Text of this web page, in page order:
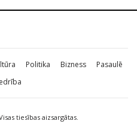
Politika Bizness
Pasaulē
tiesības aizsargātas.